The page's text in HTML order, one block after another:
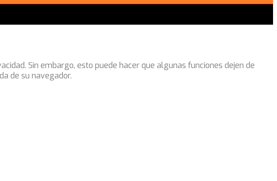
Sin embargo, esto puede hacer que algunas funciones dejen de
de su navegador.